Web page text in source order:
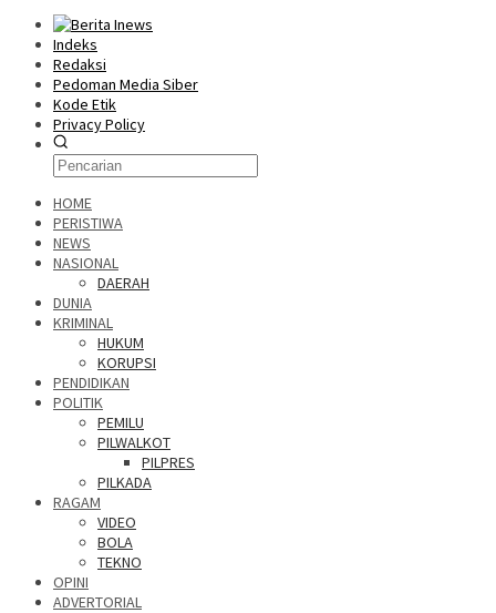
Indeks
Redaksi
Pedoman Media Siber
Kode Etik
Privacy Policy
HOME
PERISTIWA
NEWS
NASIONAL
DAERAH
DUNIA
KRIMINAL
HUKUM
KORUPSI
PENDIDIKAN
POLITIK
PEMILU
PILWALKOT
PILPRES
PILKADA
RAGAM
VIDEO
BOLA
TEKNO
OPINI
ADVERTORIAL